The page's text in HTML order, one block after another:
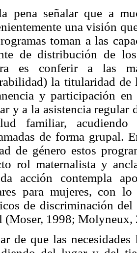
pena señalar que a
una visión
toman a las
de distribución de
es conferir a las
la titularidad de
y participación
y a la asistencia regular
familiar, acudiendo
de forma grupal.
de género estos
rol maternalista y
acción contempla
para mujeres, con
de discriminación del
(Moser, 1998; Molyneux,
de que las